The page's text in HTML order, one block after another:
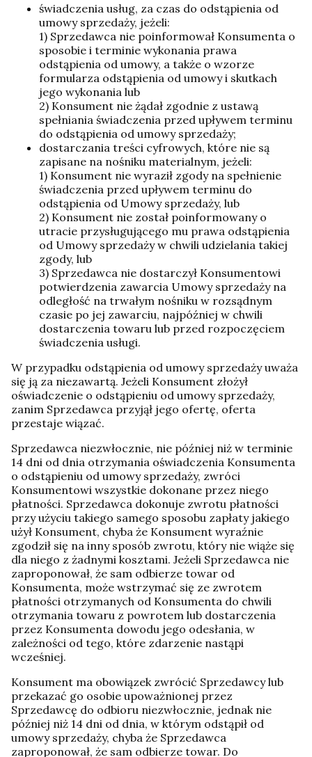
świadczenia usług, za czas do odstąpienia od
umowy sprzedaży, jeżeli:
1) Sprzedawca nie poinformował Konsumenta o
sposobie i terminie wykonania prawa
odstąpienia od umowy, a także o wzorze
formularza odstąpienia od umowy i skutkach
jego wykonania lub
2) Konsument nie żądał zgodnie z ustawą
spełniania świadczenia przed upływem terminu
do odstąpienia od umowy sprzedaży;
dostarczania treści cyfrowych, które nie są
zapisane na nośniku materialnym, jeżeli:
1) Konsument nie wyraził zgody na spełnienie
świadczenia przed upływem terminu do
odstąpienia od Umowy sprzedaży, lub
2) Konsument nie został poinformowany o
utracie przysługującego mu prawa odstąpienia
od Umowy sprzedaży w chwili udzielania takiej
zgody, lub
3) Sprzedawca nie dostarczył Konsumentowi
potwierdzenia zawarcia Umowy sprzedaży na
odległość na trwałym nośniku w rozsądnym
czasie po jej zawarciu, najpóźniej w chwili
dostarczenia towaru lub przed rozpoczęciem
świadczenia usługi.
W przypadku odstąpienia od umowy sprzedaży uważa
się ją za niezawartą. Jeżeli Konsument złożył
oświadczenie o odstąpieniu od umowy sprzedaży,
zanim Sprzedawca przyjął jego ofertę, oferta
przestaje wiązać.
Sprzedawca niezwłocznie, nie później niż w terminie
14 dni od dnia otrzymania oświadczenia Konsumenta
o odstąpieniu od umowy sprzedaży, zwróci
Konsumentowi wszystkie dokonane przez niego
płatności. Sprzedawca dokonuje zwrotu płatności
przy użyciu takiego samego sposobu zapłaty jakiego
użył Konsument, chyba że Konsument wyraźnie
zgodził się na inny sposób zwrotu, który nie wiąże się
dla niego z żadnymi kosztami. Jeżeli Sprzedawca nie
zaproponował, że sam odbierze towar od
Konsumenta, może wstrzymać się ze zwrotem
płatności otrzymanych od Konsumenta do chwili
otrzymania towaru z powrotem lub dostarczenia
przez Konsumenta dowodu jego odesłania, w
zależności od tego, które zdarzenie nastąpi
wcześniej.
Konsument ma obowiązek zwrócić Sprzedawcy lub
przekazać go osobie upoważnionej przez
Sprzedawcę do odbioru niezwłocznie, jednak nie
później niż 14 dni od dnia, w którym odstąpił od
umowy sprzedaży, chyba że Sprzedawca
zaproponował, że sam odbierze towar. Do